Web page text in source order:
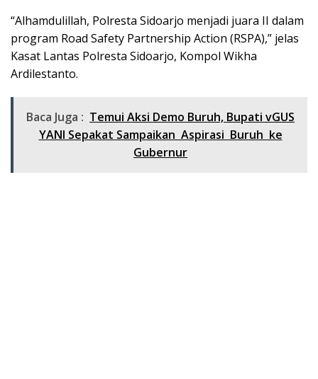
“Alhamdulillah, Polresta Sidoarjo menjadi juara II dalam
program Road Safety Partnership Action (RSPA),” jelas
Kasat Lantas Polresta Sidoarjo, Kompol Wikha
Ardilestanto.
Baca Juga : Temui Aksi Demo Buruh, Bupati vGUS
YANI Sepakat Sampaikan Aspirasi Buruh ke
Gubernur